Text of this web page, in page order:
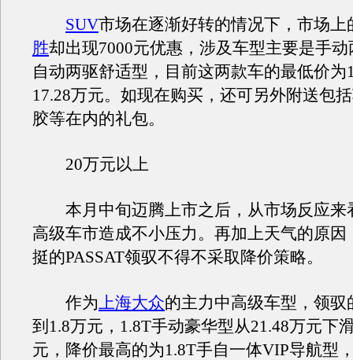
SUV市场在逐渐好转的情况下，市场上
胜却出现7000元优惠，涉及车型主要是手
自动两驱舒适型，目前这两款车的最低价为
17.28万元。如现在购买，还可另外附送包
胶等在内的礼包。
20万元以上
本月中旬迈腾上市之后，从市场反应来
高级车市造成不小压力。再加上天气的原因
挺的PASSAT领驭不得不采取降价策略。
作为上海大众的主力中高级车型，领驭
到1.8万元，1.8T手动豪华型从21.48万元下
元，降价最高的为1.8T手自一体VIP导航型